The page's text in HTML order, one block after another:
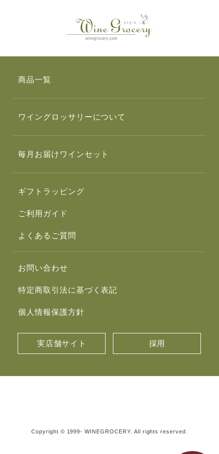
商品一覧
ワイングロッサリーについて
毎月お届けワインセット
ギフトラッピング
ご利用ガイド
よくあるご質問
お問い合わせ
特定商取引法に基づく表記
個人情報保護方針
実店舗サイト 採用
Copyright © 1999- WINEGROCERY. All rights reserved.